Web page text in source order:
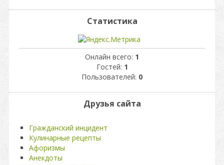
Статистика
Онлайн всего: 1
Гостей: 1
Пользователей: 0
Друзья сайта
Гражданский инцидент
Кулинарные рецепты
Афоризмы
Анекдоты